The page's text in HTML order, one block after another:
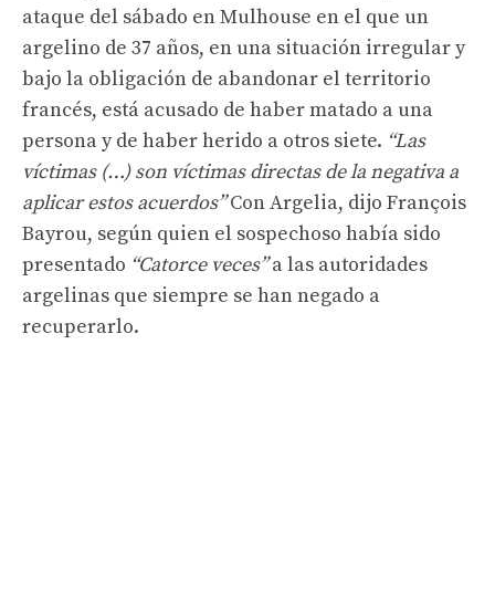
ataque del sábado en Mulhouse en el que un
argelino de 37 años, en una situación irregular y
bajo la obligación de abandonar el territorio
francés, está acusado de haber matado a una
persona y de haber herido a otros siete. “Las
víctimas (…) son víctimas directas de la negativa a
aplicar estos acuerdos”Con Argelia, dijo François
Bayrou, según quien el sospechoso había sido
presentado “Catorce veces”a las autoridades
argelinas que siempre se han negado a
recuperarlo.